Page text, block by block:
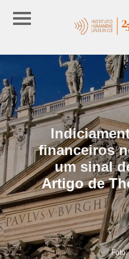
financeiros
um sinal
Artigo de